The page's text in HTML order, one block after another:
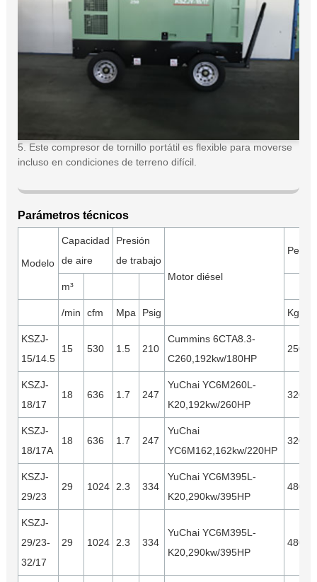
5. Este compresor de tornillo portátil es flexible para moverse
incluso en condiciones de terreno difícil.
Parámetros técnicos
Modelo
Capacidad
de aire
Presión
de trabajo
Motor diésel
Peso
m³
/min cfm Mpa Psig Kgs
KSZJ-
15/14.5
15 530 1.5 210
Cummins 6CTA8.3-
C260,192kw/180HP
2500
KSZJ-
18/17
18 636 1.7 247
YuChai YC6M260L-
K20,192kw/260HP
3200
KSZJ-
18/17A
18 636 1.7 247
YuChai
YC6M162,162kw/220HP
3200
KSZJ-
29/23
29 1024 2.3 334
YuChai YC6M395L-
K20,290kw/395HP
4800
KSZJ-
29/23-
32/17
29 1024 2.3 334
YuChai YC6M395L-
K20,290kw/395HP
4800